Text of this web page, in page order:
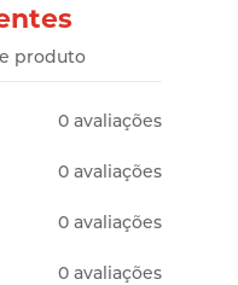
produto
0 avaliações
0 avaliações
0 avaliações
0 avaliações